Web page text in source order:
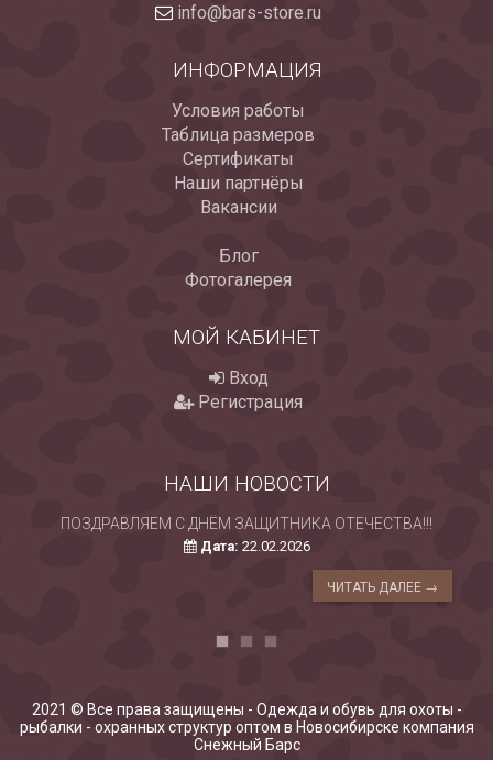
info@bars-store.ru
ИНФОРМАЦИЯ
Условия работы
Таблица размеров
Сертификаты
Наши партнёры
Вакансии
Блог
Фотогалерея
МОЙ КАБИНЕТ
Вход
Регистрация
НАШИ НОВОСТИ
ПОЗДРАВЛЯЕМ С ДНЁМ ЗАЩИТНИКА ОТЕЧЕСТВА!!!
Дата: 22.02.2026
ЧИТАТЬ ДАЛЕЕ →
2021 © Все права защищены - Одежда и обувь для охоты -
рыбалки - охранных структур оптом в Новосибирске компания
Снежный Барс